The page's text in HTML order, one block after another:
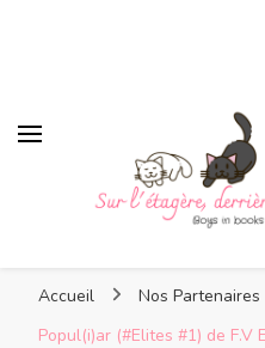
Sur
sirène
sirène
Accueil Nos Partenaires
Popul(i)ar (#Elites #1) de F.V